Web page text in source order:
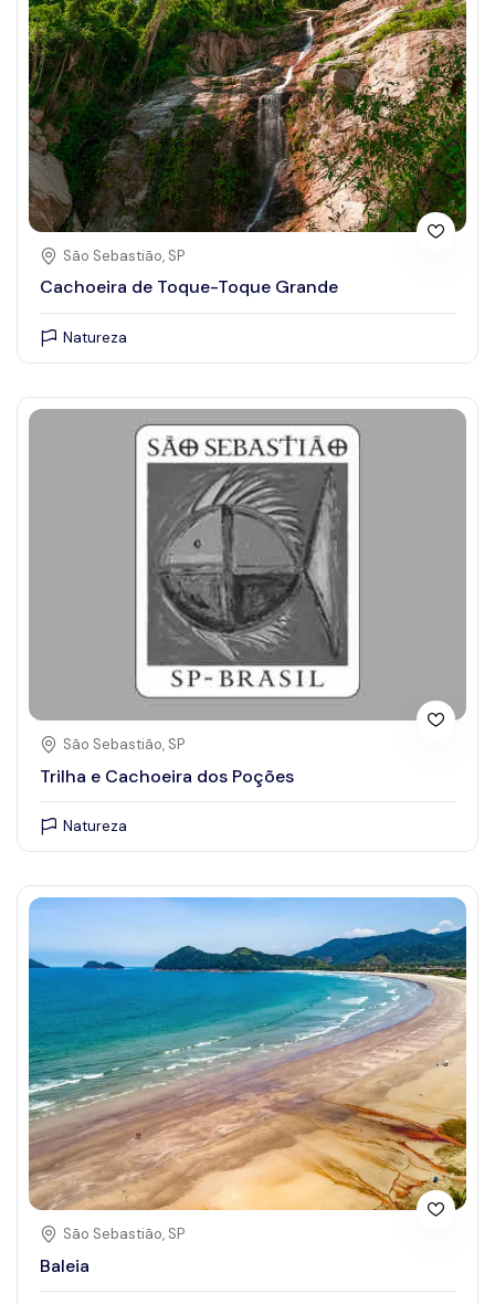
São Sebastião, SP
Cachoeira de Toque-Toque Grande
Natureza
São Sebastião, SP
Trilha e Cachoeira dos Poções
Natureza
São Sebastião, SP
Baleia